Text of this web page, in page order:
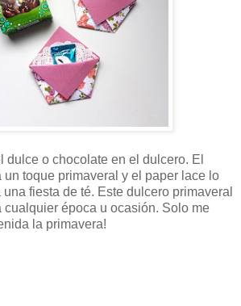
dulce o chocolate en el dulcero. El
un toque primaveral y el paper lace lo
fiesta de té. Este dulcero primaveral
cualquier época u ocasión. Solo me
la primavera!